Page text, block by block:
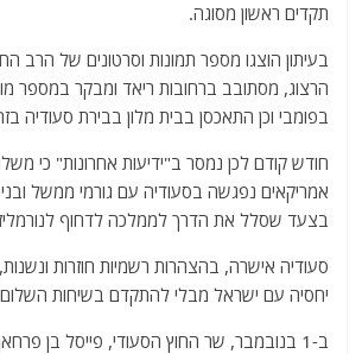
תקדים ראשון מסוגה.
בעיתון הוצגו מספר תמונות וסרטונים של הרב
הרצוג, מסתובב ברחובות ריאד ומבקר במספר
בפומבי וכן התאכסן בבית מלון בבירת סעודיה
חודש קודם לכן נמסר ב"ידיעות אחרונות" כי
אמריקאים נפגשה בסעודיה עם גורמי ממשל
בצעד שסלל את הדרך לממלכה לדחוף
סעודיה אישרה, בהצהרות רשמיות חוזרות
יחסיה עם ישראל מבלי להתקדם בשיחות
ב-1 בנובמבר, שר החוץ הסעודי, פייסל בן